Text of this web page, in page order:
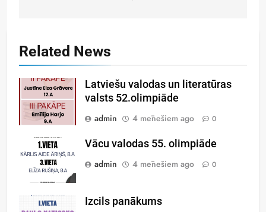
Related News
Latviešu valodas un literatūras
valsts 52.olimpiāde
admin
4 mēnešiem ago 0
Vācu valodas 55. olimpiāde
admin
4 mēnešiem ago 0
Izcils panākums